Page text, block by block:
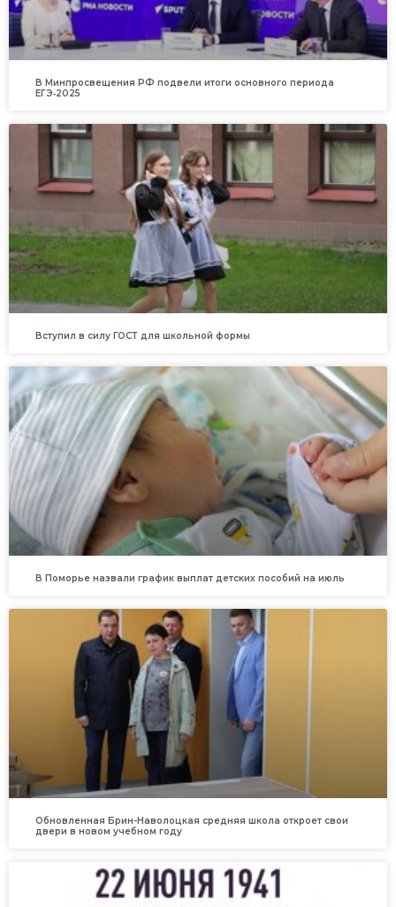
В Минпросвещения РФ подвели итоги основного периода
ЕГЭ‑2025
Вступил в силу ГОСТ для школьной формы
В Поморье назвали график выплат детских пособий на июль
Обновленная Брин-Наволоцкая средняя школа откроет свои
двери в новом учебном году